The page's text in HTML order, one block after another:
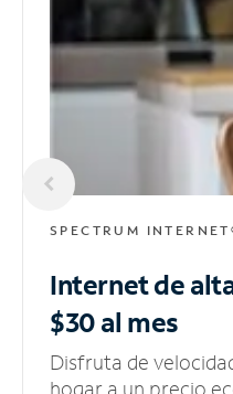
SPECTRUM
Internet de
$30 al mes
Disfruta de
hogar a un precio